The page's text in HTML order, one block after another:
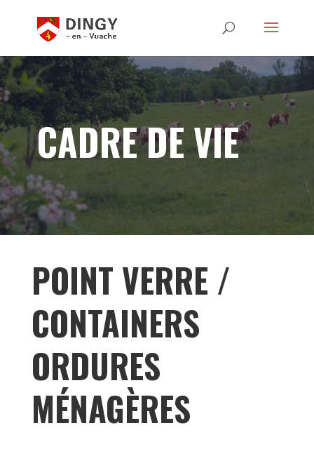
CADRE DE VIE
POINT VERRE /
CONTAINERS
ORDURES
MÉNAGÈRES